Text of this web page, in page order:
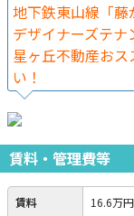
地下鉄東山線「藤
デザイナーズテナ
星ヶ丘不動産お
い！
賃料・管理費等
賃料 16.6万円